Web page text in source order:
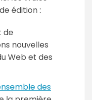
édition :
de
nouvelles
Web et des
des